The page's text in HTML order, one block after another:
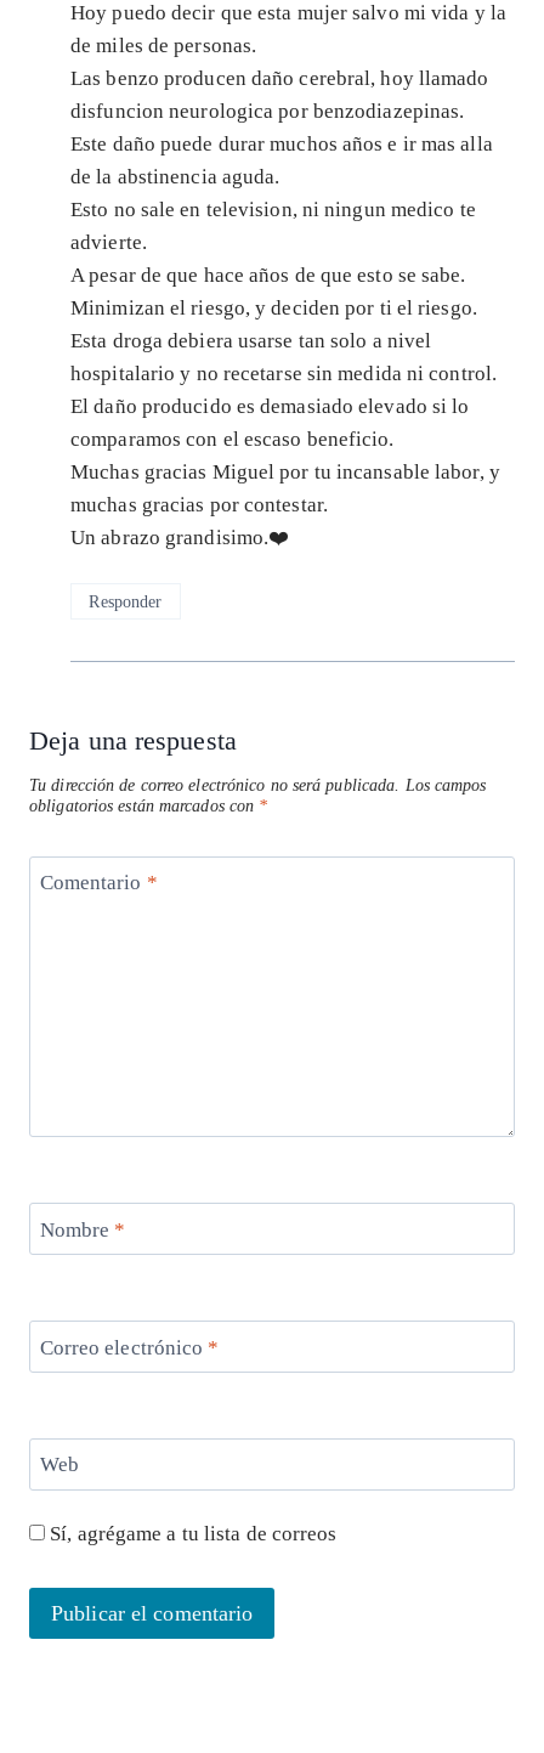
Hoy puedo decir que esta mujer salvo mi vida y la
de miles de personas.
Las benzo producen daño cerebral, hoy llamado
disfuncion neurologica por benzodiazepinas.
Este daño puede durar muchos años e ir mas alla
de la abstinencia aguda.
Esto no sale en television, ni ningun medico te
advierte.
A pesar de que hace años de que esto se sabe.
Minimizan el riesgo, y deciden por ti el riesgo.
Esta droga debiera usarse tan solo a nivel
hospitalario y no recetarse sin medida ni control.
El daño producido es demasiado elevado si lo
comparamos con el escaso beneficio.
Muchas gracias Miguel por tu incansable labor, y
muchas gracias por contestar.
Un abrazo grandisimo.❤️
Responder
Deja una respuesta
Tu dirección de correo electrónico no será publicada. Los campos
obligatorios están marcados con *
Comentario *
Nombre *
Correo electrónico *
Web
Sí, agrégame a tu lista de correos